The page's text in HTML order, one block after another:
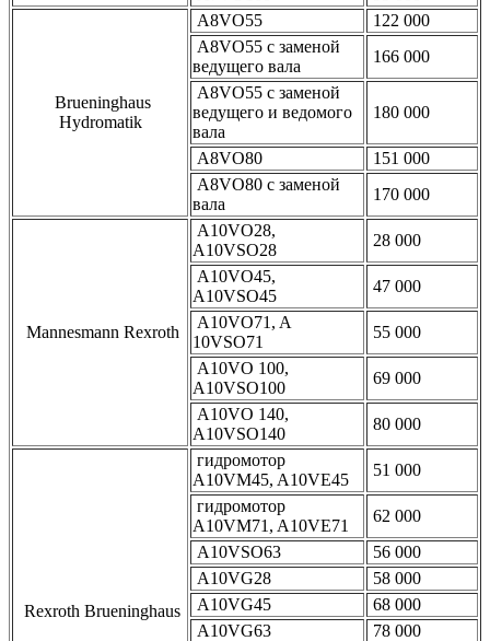
Brueninghaus
Hydromatik
A8VO55
122 000
A8VO55 с заменой
ведущего вала
166 000
A8VO55 с заменой
ведущего и ведомого
вала
180 000
A8VO80
151 000
A8VO80 с заменой
вала
170 000
Mannesmann Rexroth
A10VO28,
A10VSO28
28 000
A10VO45,
A10VSO45
47 000
A10VO71, A
10VSO71
55 000
A10VO 100,
A10VSO100
69 000
A10VO 140,
A10VSO140
80 000
Rexroth Brueninghaus
гидромотор
A10VM45, A10VE45
51 000
гидромотор
A10VM71, A10VE71
62 000
A10VSO63
56 000
A10VG28
58 000
A10VG45
68 000
A10VG63
78 000